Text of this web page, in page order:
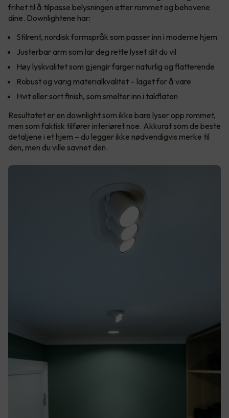
frihet til å tilpasse belysningen etter rommet og behovene
dine. Downlightene har:
Stilrent, nordisk formspråk som passer inn i moderne hjem
Justerbar arm som lar deg rette lyset dit du vil
Høy lyskvalitet som gjengir farger naturlig og flatterende
Robust og varig materialkvalitet – laget for å vare
Hvit eller sort finish, som smelter inn i takflaten
Resultatet er en downlight som ikke bare lyser opp rommet,
men som faktisk tilfører interiøret noe. Akkurat som de beste
detaljene i et hjem – du legger ikke nødvendigvis merke til
den, men du ville savnet den.